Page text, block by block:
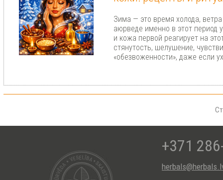
Зима — это время холода, ветра
аюрведе именно в этот период
и кожа первой реагирует на
стянутость, шелушение,
«обезвоженности», даже если
+371